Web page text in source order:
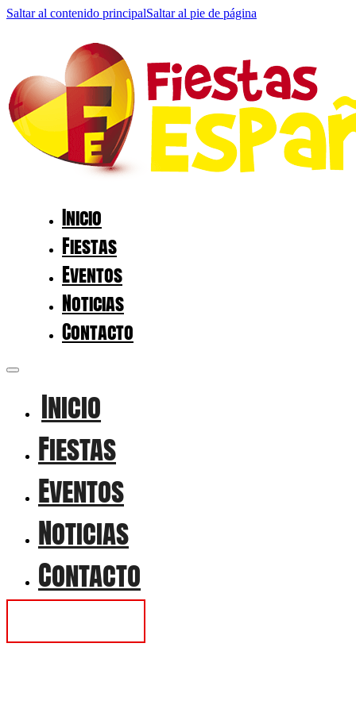
Saltar al contenido principalSaltar al pie de página
Inicio
Fiestas
Eventos
Noticias
Contacto
Inicio
Fiestas
Eventos
Noticias
Contacto